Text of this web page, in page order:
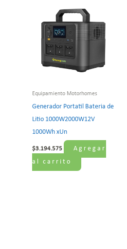
Equipamiento Motorhomes
Generador Portatil Bateria de
Litio 1000W2000W12V
1000Wh xUn
$3.194.575
Agregar
al carrito